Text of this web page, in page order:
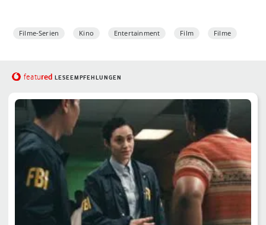
Filme-Serien Kino Entertainment Film Filme
featured LESEEMPFEHLUNGEN